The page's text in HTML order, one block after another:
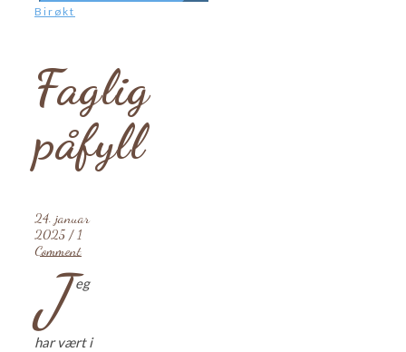
Birøkt
Faglig
påfyll
24. januar
2025 / 1
Comment
J eg
har vært i